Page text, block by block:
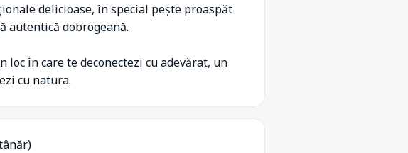
delicioase, în special pește proaspăt
autentică dobrogeană.
în care te deconectezi cu adevărat, un
cu natura.